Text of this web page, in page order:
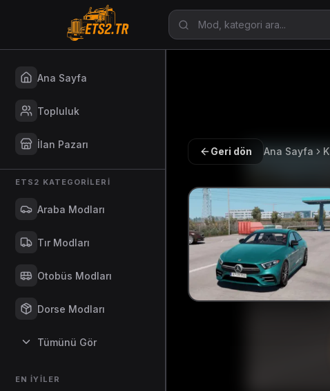
Ana Sayfa
Topluluk
İlan Pazarı
ETS2 KATEGORILERI
Araba Modları
Tır Modları
Otobüs Modları
Dorse Modları
Tümünü Gör
EN İYILER
Geri dön Ana Sayfa